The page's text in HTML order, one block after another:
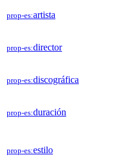
prop-es:artista
prop-es:director
prop-es:discográfica
prop-es:duración
prop-es:estilo